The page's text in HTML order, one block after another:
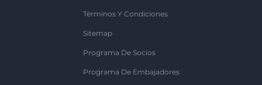
Términos Y Condiciones
Sitemap
Programa De Socios
Programa De Embajadores